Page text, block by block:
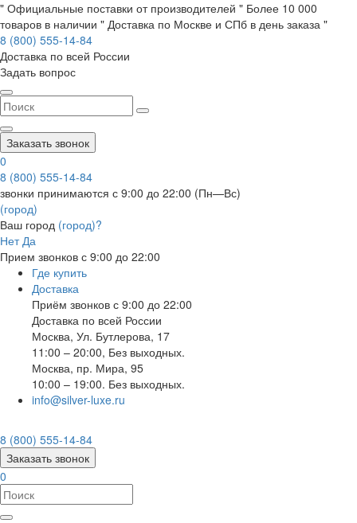
" Официальные поставки от производителей " Более 10 000
товаров в наличии " Доставка по Москве и СПб в день заказа "
8 (800) 555-14-84
Доставка по всей России
Задать вопрос
Заказать звонок
0
8 (800) 555-14-84
звонки принимаются с 9:00 до 22:00 (Пн—Вс)
(город)
Ваш город (город)?
Нет Да
Прием звонков с 9:00 до 22:00
Где купить
Доставка
Приём звонков с 9:00 до 22:00
Доставка по всей России
Москва, Ул. Бутлерова, 17
11:00 – 20:00, Без выходных.
Москва, пр. Мира, 95
10:00 – 19:00. Без выходных.
info@silver-luxe.ru
8 (800) 555-14-84
Заказать звонок
0